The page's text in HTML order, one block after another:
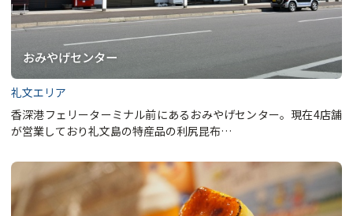
おみやげセンター
礼文エリア
香深港フェリーターミナル前にあるおみやげセンター。現在4店舗
が営業しており礼文島の特産品の利尻昆布…